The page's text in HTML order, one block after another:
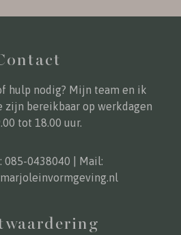
hulp nodig? Mijn team en ik
zijn bereikbaar op werkdagen
tot 18.00 uur.
085-0438040 | Mail: